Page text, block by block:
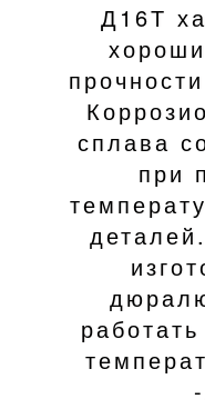
Д16Т
сплава
при